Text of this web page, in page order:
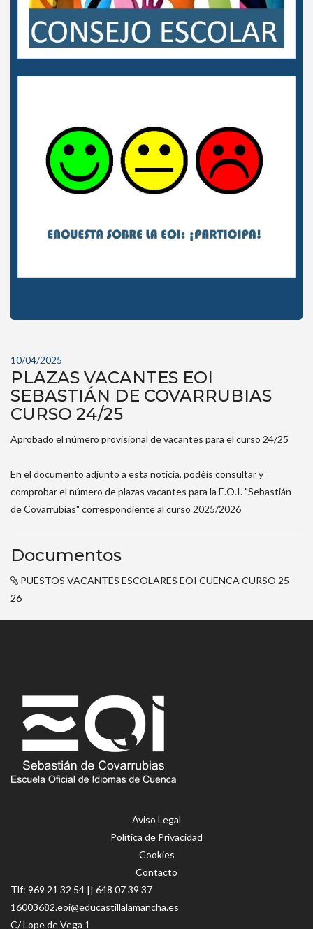
10/04/2025
PLAZAS VACANTES EOI
SEBASTIÁN DE COVARRUBIAS
CURSO 24/25
Aprobado el número provisional de vacantes para el curso 24/25
En el documento adjunto a esta noticia, podéis consultar y
comprobar el número de plazas vacantes para la E.O.I. "Sebastián
de Covarrubias" correspondiente al curso 2025/2026
Documentos
PUESTOS VACANTES ESCOLARES EOI CUENCA CURSO 25-
26
Aviso Legal
Política de Privacidad
Cookies
Contacto
Tlf: 969 21 32 54 || 648 07 39 37
16003682.eoi@educastillalamancha.es
C/ Lope de Vega 1